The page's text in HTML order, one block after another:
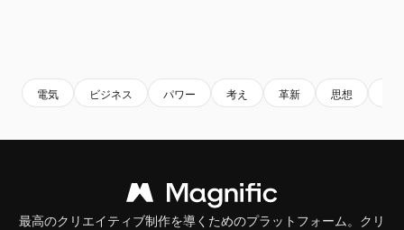
電気 ビジネス パワー 考え 革新 思想
最高のクリエイティブ制作を導くためのプラットフォーム。クリ